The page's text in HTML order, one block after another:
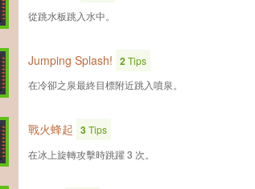
從跳水板跳入水中。
Jumping Splash! 2Tips
在冷卻之泉最終目標附近跳入噴泉。
戰火蜂起 3Tips
在冰上旋轉攻擊時跳躍 3 次。